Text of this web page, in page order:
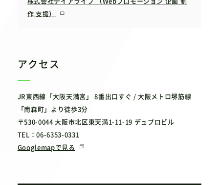
作 支援）
アクセス
JR東西線「大阪天満宮」 8番出口すぐ / 大阪メトロ堺筋線
「南森町」より徒歩3分
〒530-0044 大阪市北区東天満1-11-19 デュプロビル
TEL：06-6353-0331
Googlemapで見る